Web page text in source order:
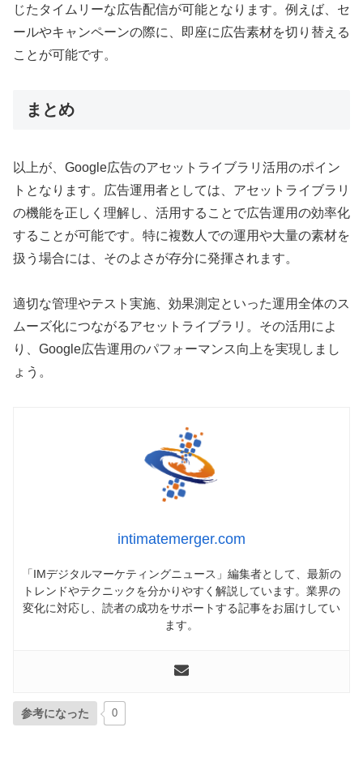
じたタイムリーな広告配信が可能となります。例えば、セ
ールやキャンペーンの際に、即座に広告素材を切り替える
ことが可能です。
まとめ
以上が、Google広告のアセットライブラリ活用のポイン
トとなります。広告運用者としては、アセットライブラリ
の機能を正しく理解し、活用することで広告運用の効率化
することが可能です。特に複数人での運用や大量の素材を
扱う場合には、そのよさが存分に発揮されます。
適切な管理やテスト実施、効果測定といった運用全体のス
ムーズ化につながるアセットライブラリ。その活用によ
り、Google広告運用のパフォーマンス向上を実現しまし
ょう。
intimatemerger.com
「IMデジタルマーケティングニュース」編集者として、最新の
トレンドやテクニックを分かりやすく解説しています。業界の
変化に対応し、読者の成功をサポートする記事をお届けしてい
ます。
参考になった 0